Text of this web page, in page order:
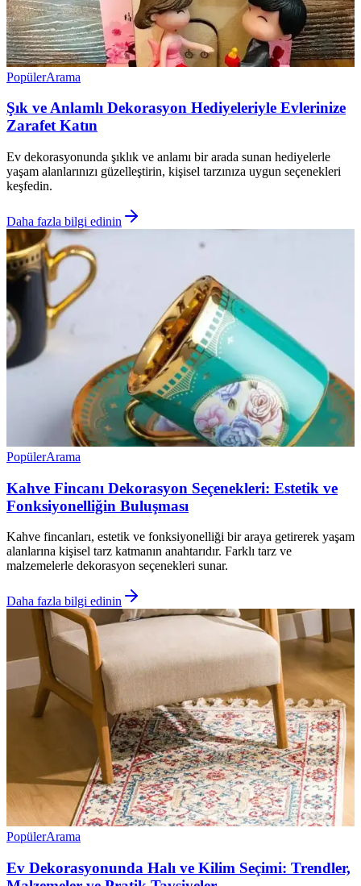
PopülerArama
Şık ve Anlamlı Dekorasyon Hediyeleriyle Evlerinize
Zarafet Katın
Ev dekorasyonunda şıklık ve anlamı bir arada sunan hediyelerle
yaşam alanlarınızı güzelleştirin, kişisel tarzınıza uygun seçenekleri
keşfedin.
Daha fazla bilgi edinin
PopülerArama
Kahve Fincanı Dekorasyon Seçenekleri: Estetik ve
Fonksiyonelliğin Buluşması
Kahve fincanları, estetik ve fonksiyonelliği bir araya getirerek yaşam
alanlarına kişisel tarz katmanın anahtarıdır. Farklı tarz ve
malzemelerle dekorasyon seçenekleri sunar.
Daha fazla bilgi edinin
PopülerArama
Ev Dekorasyonunda Halı ve Kilim Seçimi: Trendler,